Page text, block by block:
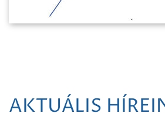
AKTUÁLIS